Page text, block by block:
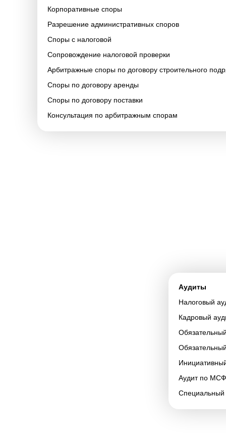
Корпоративные споры
Разрешение административных споров
Споры с налоговой
Сопровождение налоговой проверки
Арбитражные споры по договору строительного
Споры по договору аренды
Споры по договору поставки
Консультация по арбитражным спорам
Налоговый
Кадровый
Аудит по
Специальный
Аудиты